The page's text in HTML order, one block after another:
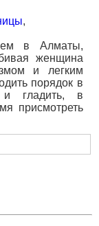
,
в Алматы,
женщина
и легким
порядок в
гладить, в
присмотреть